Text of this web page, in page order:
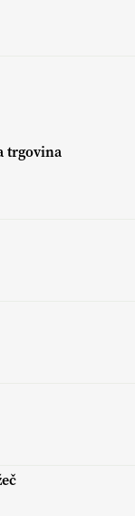
trgovina